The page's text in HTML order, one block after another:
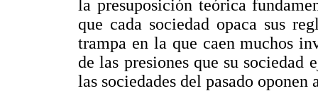
la presuposición teórica
que cada sociedad opaca sus
trampa en la que caen muchos
de las presiones que su sociedad
las sociedades del pasado